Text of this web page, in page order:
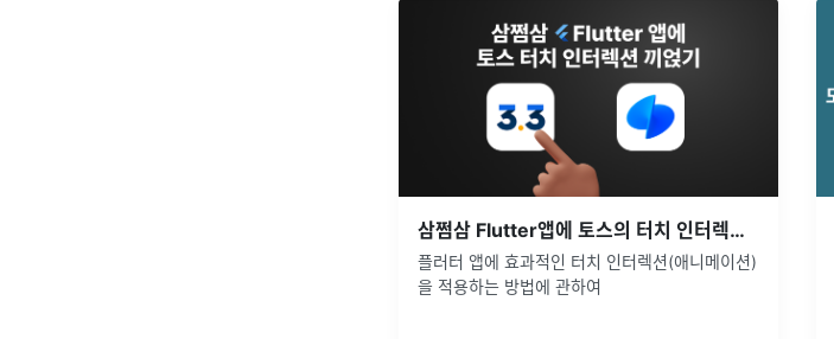
삼쩜삼 Flutter앱에 토스의 터치 인터렉션 끼얹기
플러터 앱에 효과적인 터치 인터렉션(애니메이션)
을 적용하는 방법에 관하여